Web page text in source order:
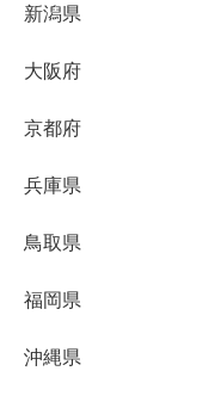
新潟県
大阪府
京都府
兵庫県
鳥取県
福岡県
沖縄県